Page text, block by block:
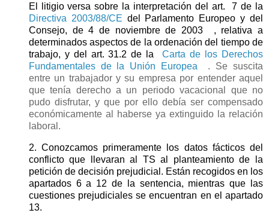
El litigio versa sobre la interpretación del art.
7 de la
Directiva 2003/88/CE del Parlamento Europeo y del
Consejo, de 4 de noviembre de 2003
, relativa a
determinados aspectos de la ordenación del tiempo de
trabajo, y del art. 31.2 de laCarta de los Derechos
Fundamentales de la Unión Europea
. Se suscita
entre un trabajador y su empresa por entender aquel
que tenía derecho a un periodo vacacional que no
pudo disfrutar, y que por ello debía ser compensado
económicamente al haberse ya extinguido la relación
laboral.
2. Conozcamos primeramente los datos fácticos del
conflicto que llevaran al TS al planteamiento de la
petición de decisión prejudicial. Están recogidos en los
apartados 6 a 12 de la sentencia, mientras que las
cuestiones prejudiciales se encuentran en el apartado
13.